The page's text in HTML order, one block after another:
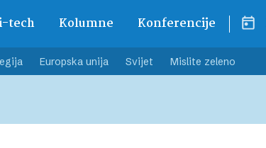
tech Kolumne Konferencije
Europska unija Svijet Mislite zeleno